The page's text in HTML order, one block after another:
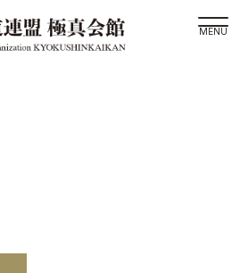
松井章奎館長 紹介